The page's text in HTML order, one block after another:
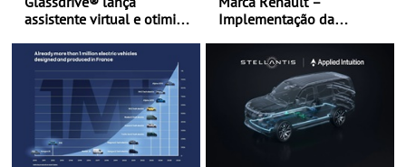
assistente virtual e otimiza
Portugal - A Assistente
“Ana” está disponível 24
horas por dia e reforça o
suporte contínuo ao cliente
Implementação da
combinando crescimento,
eletrificação e criação de